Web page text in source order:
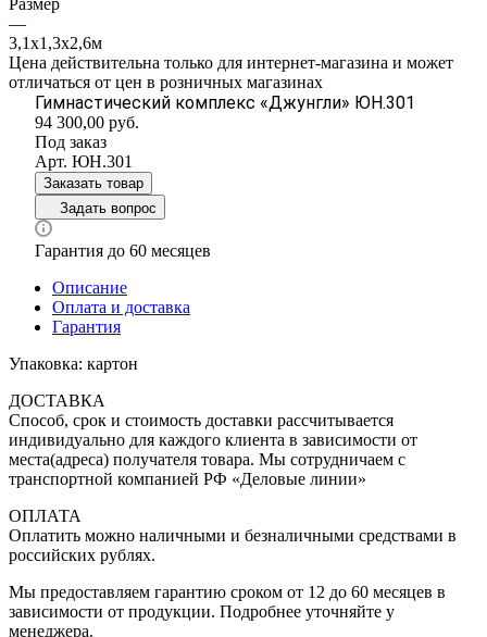
—
3,1х1,3х2,6м
Цена действительна только для интернет-магазина и может
отличаться от цен в розничных магазинах
Гимнастический комплекс «Джунгли» ЮН.301
94 300,00 руб.
Под заказ
Арт. ЮН.301
Заказать товар
Задать вопрос
Гарантия до 60 месяцев
Описание
Оплата и доставка
Гарантия
Упаковка: картон
ДОСТАВКА
Способ, срок и стоимость доставки рассчитывается
индивидуально для каждого клиента в зависимости от
места(адреса) получателя товара. Мы сотрудничаем с
транспортной компанией РФ «Деловые линии»
ОПЛАТА
Оплатить можно наличными и безналичными средствами в
российских рублях.
Мы предоставляем гарантию сроком от 12 до 60 месяцев в
зависимости от продукции. Подробнее уточняйте у
менеджера.